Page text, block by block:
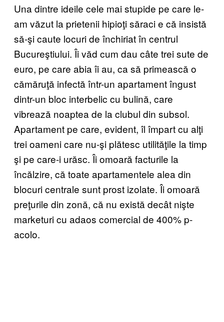
Una dintre ideile cele mai stupide pe care le-
am văzut la prietenii hipioţi săraci e că insistă
să-şi caute locuri de închiriat în centrul
Bucureştiului. Îi văd cum dau câte trei sute de
euro, pe care abia îi au, ca să primească o
cămăruţă infectă într-un apartament îngust
dintr-un bloc interbelic cu bulină, care
vibrează noaptea de la clubul din subsol.
Apartament pe care, evident, îl împart cu alţi
trei oameni care nu-şi plătesc utilităţile la timp
şi pe care-i urăsc. Îi omoară facturile la
încălzire, că toate apartamentele alea din
blocuri centrale sunt prost izolate. Îi omoară
preţurile din zonă, că nu există decât nişte
marketuri cu adaos comercial de 400% p-
acolo.